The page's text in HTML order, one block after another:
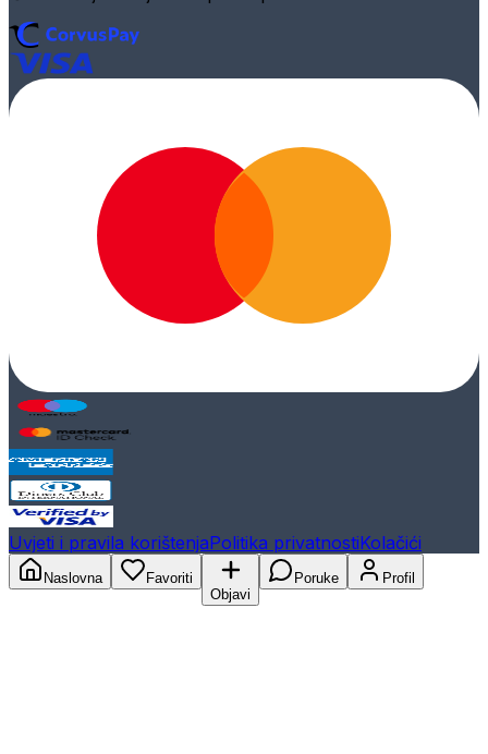
Uvjeti i pravila korištenjaPolitika privatnostiKolačići
Naslovna
Favoriti
Objavi
Poruke Profil